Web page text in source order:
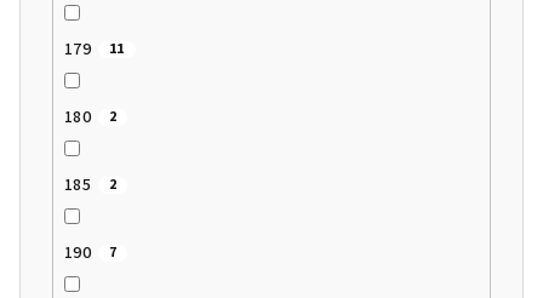
179 11
180 2
185 2
190 7